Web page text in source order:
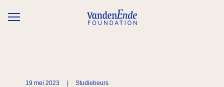
Overslaan en naar de inhoud gaan
19 mei 2023 Studiebeurs